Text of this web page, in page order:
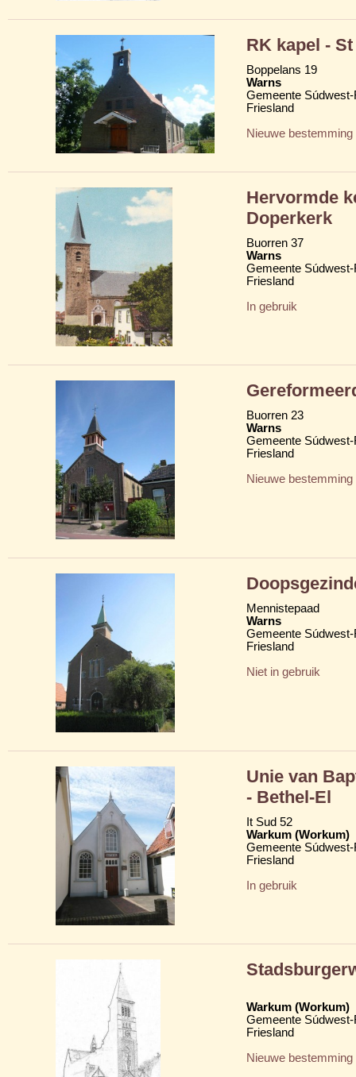
RK kapel -
Boppelans 19
Warns
Gemeente
Friesland
Nieuwe bestemming
Hervormde
Doperkerk
Buorren 37
Warns
Gemeente
Friesland
In gebruik
Buorren 23
Warns
Gemeente
Friesland
Nieuwe bestemming
Mennistepaad
Warns
Gemeente
Friesland
Niet in gebruik
Unie van
- Bethel-El
It Sud 52
Warkum (Workum)
Gemeente
Friesland
In gebruik
Warkum (Workum)
Gemeente
Friesland
Nieuwe bestemming